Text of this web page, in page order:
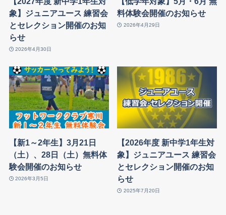
象】ジュニアユース 練習会
とセレクション開催のお知
らせ
2026年4月30日
料体験会開催のお知らせ
2026年4月29日
【新1～2年生】3月21日
（土）、28日（土）無料体
験会開催のお知らせ
2026年3月5日
【2026年度 新中学1年生対
象】ジュニアユース 練習会
とセレクション開催のお知
らせ
2025年7月20日